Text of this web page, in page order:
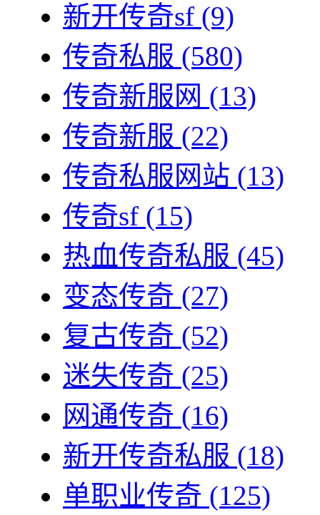
新开传奇sf (9)
传奇私服 (580)
传奇新服网 (13)
传奇新服 (22)
传奇私服网站 (13)
传奇sf (15)
热血传奇私服 (45)
变态传奇 (27)
复古传奇 (52)
迷失传奇 (25)
网通传奇 (16)
新开传奇私服 (18)
单职业传奇 (125)